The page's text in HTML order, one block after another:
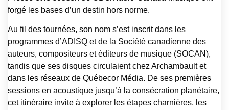
forgé les bases d’un destin hors norme.
Au fil des tournées, son nom s’est inscrit dans les
programmes d’ADISQ et de la Société canadienne des
auteurs, compositeurs et éditeurs de musique (SOCAN),
tandis que ses disques circulaient chez Archambault et
dans les réseaux de Québecor Média. De ses premières
sessions en acoustique jusqu’à la consécration planétaire,
cet itinéraire invite à explorer les étapes charnières, les